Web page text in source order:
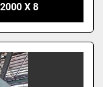
X 8